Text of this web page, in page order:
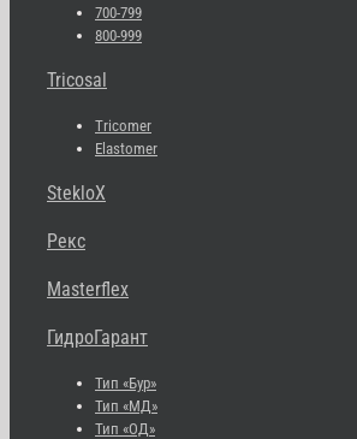
700-799
800-999
Tricosal
Tricomer
Elastomer
StekloX
Рекс
Masterflex
ГидроГарант
Тип «Бур»
Тип «МД»
Тип «ОД»